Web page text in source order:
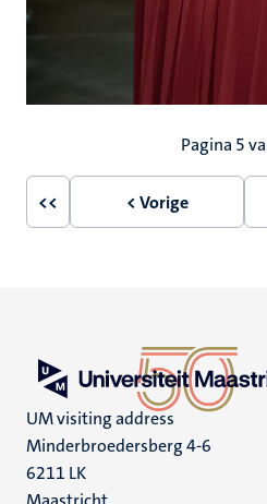
Pagina 5
Eerste
<<
Vorige
< Vorige
UM visiting address
Minderbroedersberg 4-6
6211 LK